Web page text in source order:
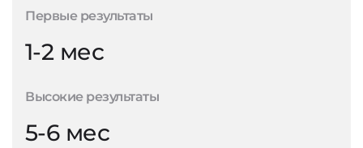
Первые результаты
1-2 мес
Высокие результаты
5-6 мес